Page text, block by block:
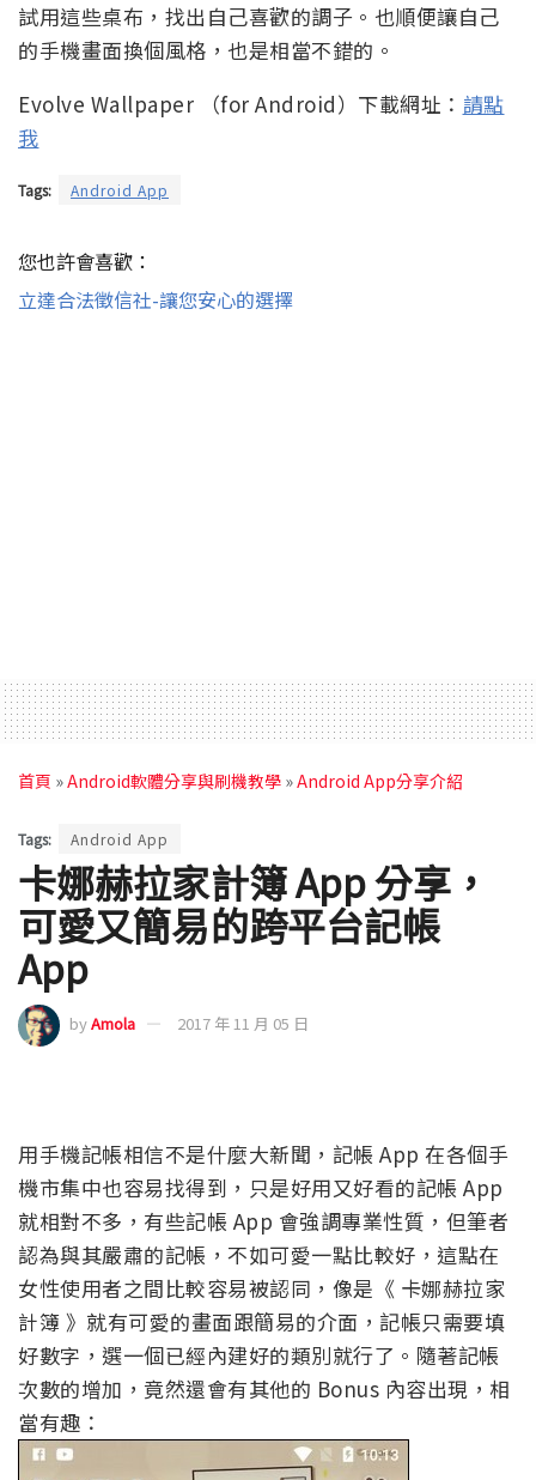
試用這些桌布，找出自己喜歡的調子。也順便讓自己
的手機畫面換個風格，也是相當不錯的。
Evolve Wallpaper （for Android）下載網址： 請點
我
Tags: Android App
您也許會喜歡：
立達合法徵信社-讓您安心的選擇
首頁 »Android軟體分享與刷機教學 »Android App分享介紹
Tags: Android App
卡娜赫拉家計簿 App 分享，
可愛又簡易的跨平台記帳
App
byAmola 2017 年 11 月 05 日
用手機記帳相信不是什麼大新聞，記帳 App 在各個手
機市集中也容易找得到，只是好用又好看的記帳 App
就相對不多，有些記帳 App 會強調專業性質，但筆者
認為與其嚴肅的記帳，不如可愛一點比較好，這點在
女性使用者之間比較容易被認同，像是《 卡娜赫拉家
計簿 》就有可愛的畫面跟簡易的介面，記帳只需要填
好數字，選一個已經內建好的類別就行了。隨著記帳
次數的增加，竟然還會有其他的 Bonus 內容出現，相
當有趣：